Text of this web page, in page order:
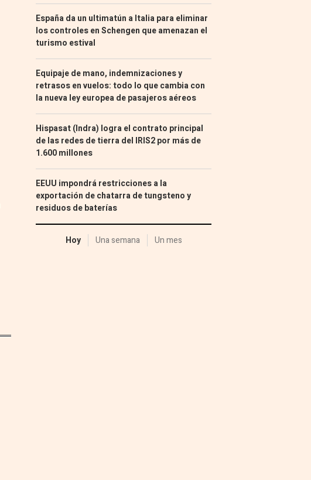
España da un ultimatún a Italia para eliminar
los controles en Schengen que amenazan el
turismo estival
Equipaje de mano, indemnizaciones y
retrasos en vuelos: todo lo que cambia con
la nueva ley europea de pasajeros aéreos
Hispasat (Indra) logra el contrato principal
de las redes de tierra del IRIS2 por más de
1.600 millones
EEUU impondrá restricciones a la
exportación de chatarra de tungsteno y
residuos de baterías
Hoy Una semana Un mes